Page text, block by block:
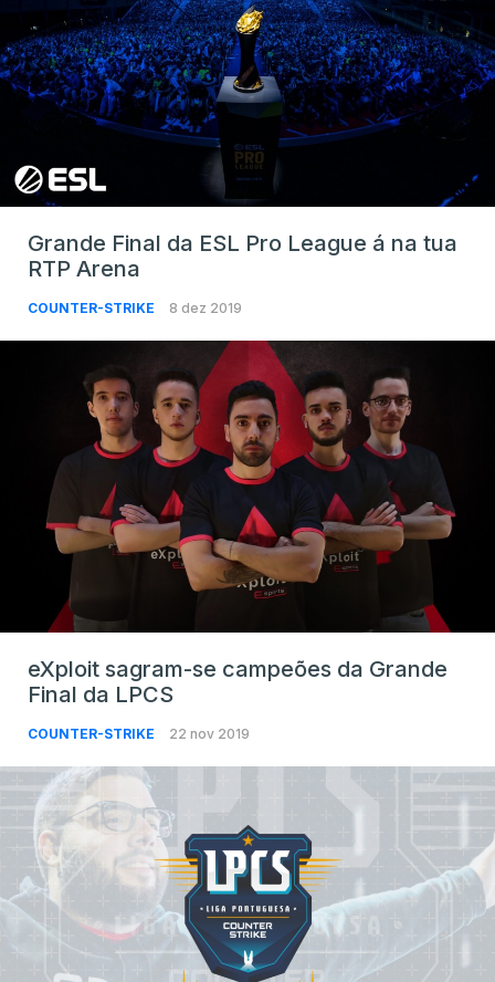
Grande Final da ESL Pro League á na tua
RTP Arena
COUNTER-STRIKE 8 dez 2019
eXploit sagram-se campeões da Grande
Final da LPCS
COUNTER-STRIKE 22 nov 2019